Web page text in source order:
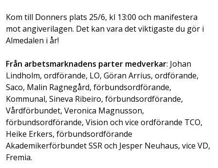
Kom till Donners plats 25/6, kl 13:00 och manifestera
mot angiverilagen. Det kan vara det viktigaste du gör i
Almedalen i år!
Från arbetsmarknadens parter medverkar: Johan
Lindholm, ordförande, LO, Göran Arrius, ordförande,
Saco, Malin Ragnegård, förbundsordförande,
Kommunal, Sineva Ribeiro, förbundsordförande,
Vårdförbundet, Veronica Magnusson,
förbundsordförande, Vision och vice ordförande TCO,
Heike Erkers, förbundsordförande
Akademikerförbundet SSR och Jesper Neuhaus, vice VD,
Fremia.